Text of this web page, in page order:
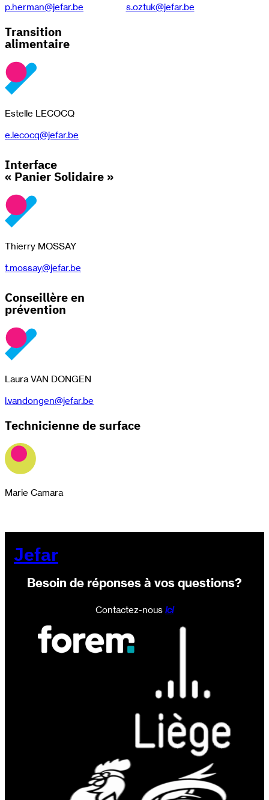
p.herman@jefar.be
s.oztuk@jefar.be
Transition
alimentaire
Estelle LECOCQ
e.lecocq@jefar.be
Interface
« Panier Solidaire »
Thierry MOSSAY
t.mossay@jefar.be
Conseillère en
prévention
Laura VAN DONGEN
l.vandongen@jefar.be
Technicienne de surface
Marie Camara
Jefar
Besoin de réponses à vos questions?
Contactez-nous ici